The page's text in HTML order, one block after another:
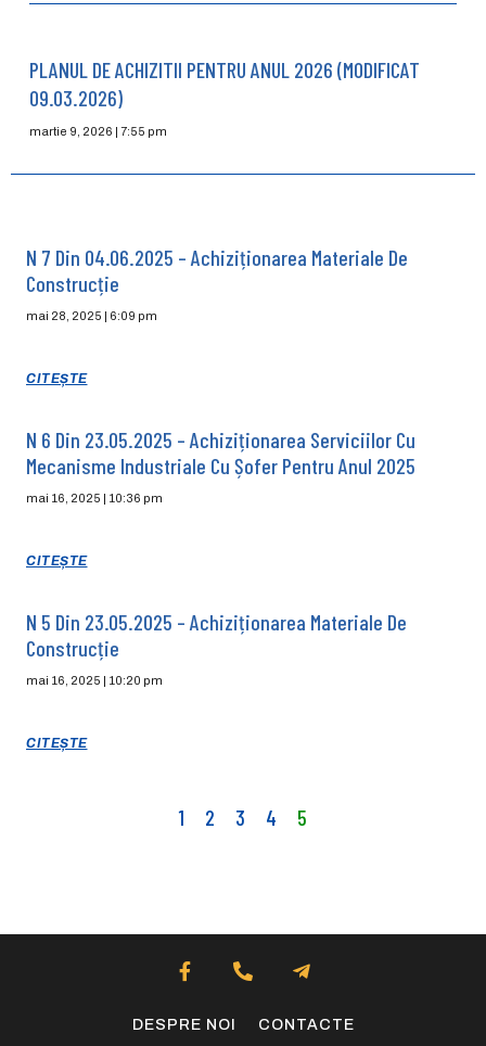
PLANUL DE ACHIZITII PENTRU ANUL 2026 (MODIFICAT
09.03.2026)
martie 9, 2026 7:55 pm
N 7 Din 04.06.2025 – Achiziționarea Materiale De
Construcție
mai 28, 2025 6:09 pm
CITEȘTE
N 6 Din 23.05.2025 – Achiziționarea Serviciilor Cu
Mecanisme Industriale Cu Șofer Pentru Anul 2025
mai 16, 2025 10:36 pm
CITEȘTE
N 5 Din 23.05.2025 – Achiziționarea Materiale De
Construcție
mai 16, 2025 10:20 pm
CITEȘTE
1 2 3 4 5
DESPRE NOI CONTACTE